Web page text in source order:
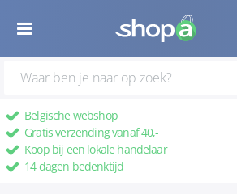
Belgische webshop
Gratis verzending vanaf 40,-
Koop bij een lokale handelaar
14 dagen bedenktijd